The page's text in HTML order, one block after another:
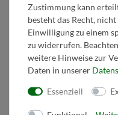
Zustimmung kann
besteht das Recht,
Einwilligung zu einem
zu widerrufen.
weitere Hinweise zur
Daten in unserer
Essenziell